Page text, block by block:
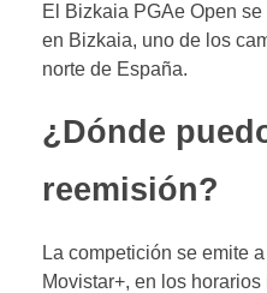
El Bizkaia PGAe Open
en Bizkaia, uno de los
norte de España.
¿Dónde
reemisión?
La competición se emite
Movistar+, en los